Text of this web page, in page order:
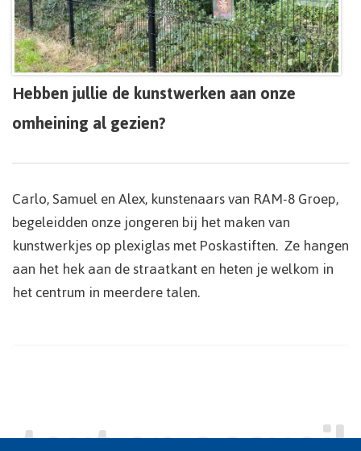
Hebben jullie de kunstwerken aan onze
omheining al gezien?
Carlo, Samuel en Alex, kunstenaars van RAM-8 Groep,
begeleidden onze jongeren bij het maken van
kunstwerkjes op plexiglas met Poskastiften. Ze hangen
aan het hek aan de straatkant en heten je welkom in
het centrum in meerdere talen.